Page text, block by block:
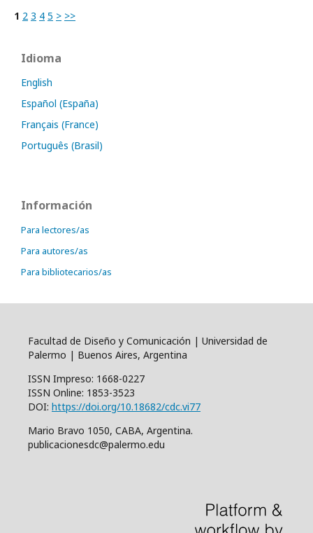
1 2 3 4 5 > >>
Idioma
English
Español (España)
Français (France)
Português (Brasil)
Información
Para lectores/as
Para autores/as
Para bibliotecarios/as
Facultad de Diseño y Comunicación | Universidad de
Palermo | Buenos Aires, Argentina
ISSN Impreso: 1668-0227
ISSN Online: 1853-3523
DOI: https://doi.org/10.18682/cdc.vi77
Mario Bravo 1050, CABA, Argentina.
publicacionesdc@palermo.edu